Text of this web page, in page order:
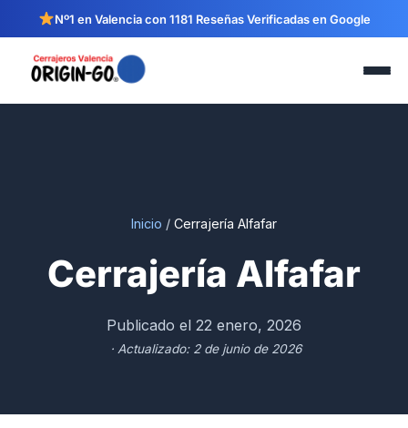
Nº1 en Valencia con 1181 Reseñas Verificadas en Google
Inicio / Cerrajería Alfafar
Cerrajería Alfafar
Publicado el 22 enero, 2026
· Actualizado: 2 de junio de 2026